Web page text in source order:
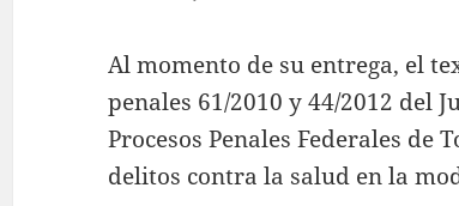
Al momento de su entrega, el
penales 61/2010 y 44/2012 del
Procesos Penales Federales
delitos contra la salud en la